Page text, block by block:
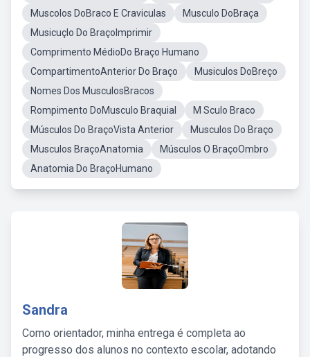
Muscolos DoBraco E Craviculas
Musculo DoBraça
Musicuçlo Do BraçoImprimir
Comprimento MédioDo Braço Humano
CompartimentoAnterior Do Braço
Musiculos DoBreço
Nomes Dos MusculosBracos
Rompimento DoMusculo Braquial
M Sculo Braco
Músculos Do BraçoVista Anterior
Musculos Do Braço
Musculos BraçoAnatomia
Músculos O BraçoOmbro
Anatomia Do BraçoHumano
Sandra
Como orientador, minha entrega é completa ao
progresso dos alunos no contexto escolar, adotando